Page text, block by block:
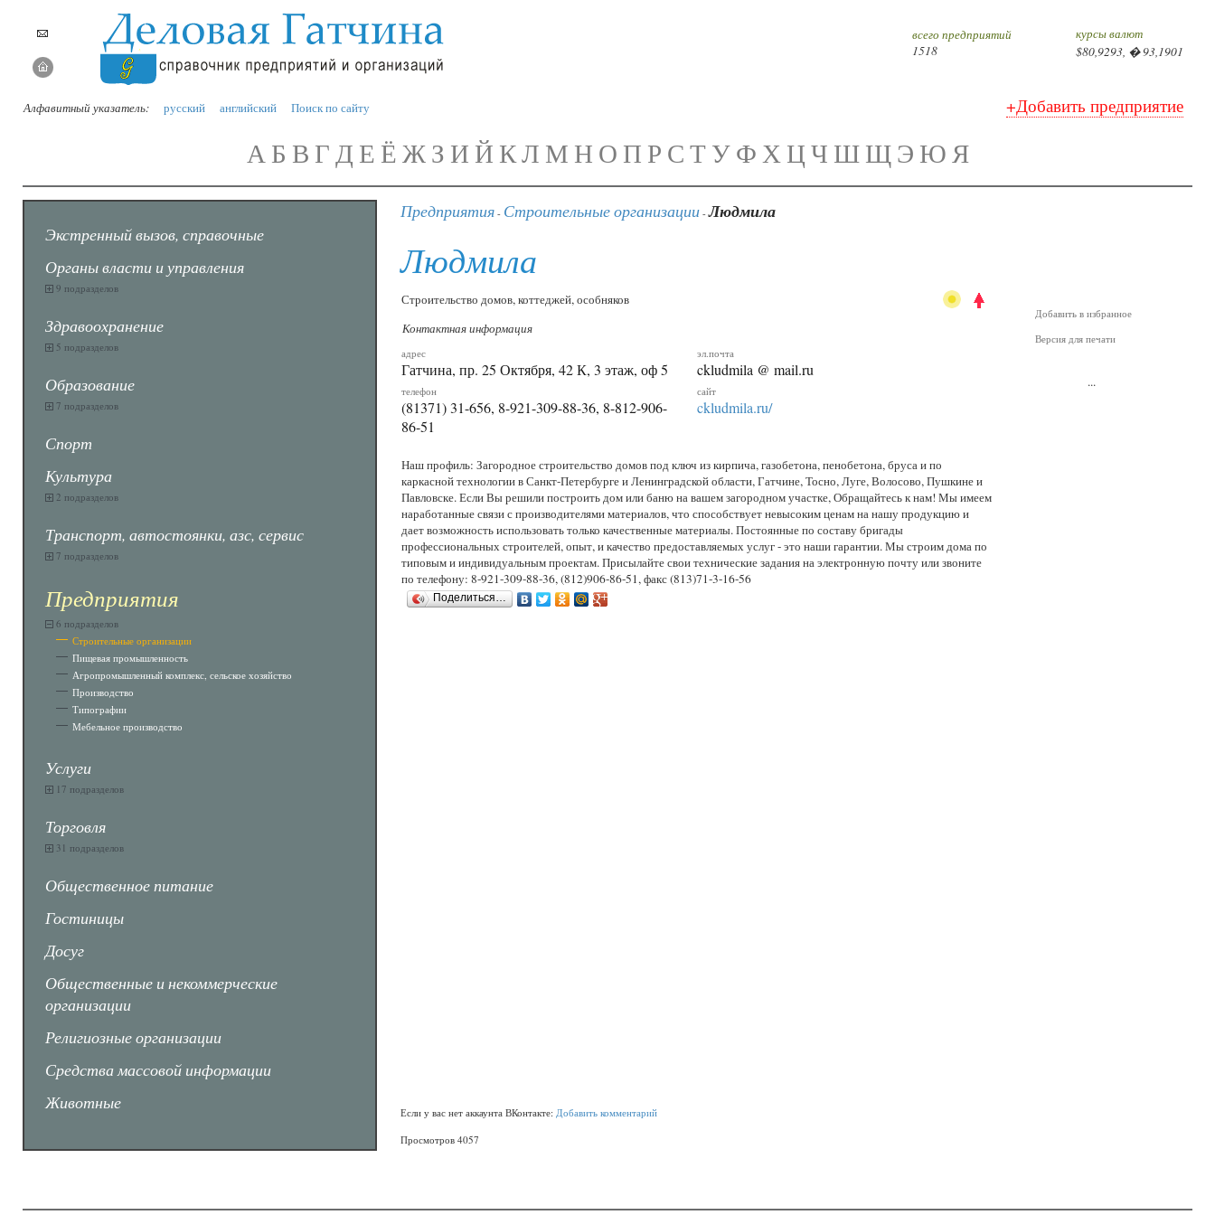
всего предприятий
1518
курсы валют
$80,9293, � 93,1901
Алфавитный указатель: русский английский Поиск по сайту +Добавить предприятие
АБ В ГД Е ЁЖЗ И Й КЛ М Н О П Р СТУФХЦЧ ШЩЭ ЮЯ
Экстренный вызов, справочные
Органы власти и управления
9 подразделов
Здравоохранение
5 подразделов
Образование
7 подразделов
Спорт
Культура
2 подразделов
Транспорт, автостоянки, азс, сервис
7 подразделов
Предприятия
6 подразделов
Строительные организации
Пищевая промышленность
Агропромышленный комплекс, сельское хозяйство
Производство
Типографии
Мебельное производство
Услуги
17 подразделов
Торговля
31 подразделов
Общественное питание
Гостиницы
Досуг
Общественные и некоммерческие
организации
Религиозные организации
Средства массовой информации
Животные
Предприятия - Строительные организации -Людмила
Людмила
Строительство домов, коттеджей, особняков
Контактная информация
адрес
Гатчина, пр. 25 Октября, 42 К, 3 этаж, оф 5
телефон
(81371) 31-656, 8-921-309-88-36, 8-812-906-
86-51
эл.почта
ckludmila @ mail.ru
сайт
ckludmila.ru/
Наш профиль: Загородное строительство домов под ключ из кирпича, газобетона, пенобетона, бруса и по
каркасной технологии в Санкт-Петербурге и Ленинградской области, Гатчине, Тосно, Луге, Волосово, Пушкине и
Павловске. Если Вы решили построить дом или баню на вашем загородном участке, Обращайтесь к нам! Мы имеем
наработанные связи с производителями материалов, что способствует невысоким ценам на нашу продукцию и
дает возможность использовать только качественные материалы. Постоянные по составу бригады
профессиональных строителей, опыт, и качество предоставляемых услуг - это наши гарантии. Мы строим дома по
типовым и индивидуальным проектам. Присылайте свои технические задания на электронную почту или звоните
по телефону: 8-921-309-88-36, (812)906-86-51, факс (813)71-3-16-56
Поделиться…
Добавить в избранное
Версия для печати
...
Если у вас нет аккаунта ВКонтакте:Добавить комментарий
Просмотров 4057